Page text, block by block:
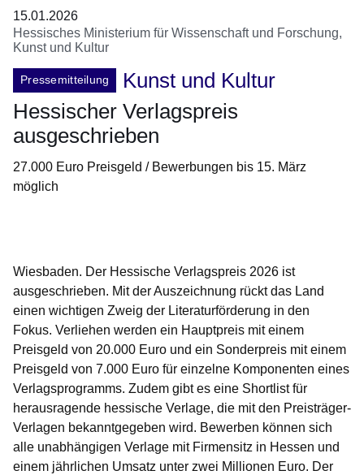
15.01.2026
Hessisches Ministerium für Wissenschaft und Forschung,
Kunst und Kultur
Pressemitteilung
Kunst und Kultur
Hessischer Verlagspreis
ausgeschrieben
27.000 Euro Preisgeld / Bewerbungen bis 15. März
möglich
Wiesbaden. Der Hessische Verlagspreis 2026 ist
ausgeschrieben. Mit der Auszeichnung rückt das Land
einen wichtigen Zweig der Literaturförderung in den
Fokus. Verliehen werden ein Hauptpreis mit einem
Preisgeld von 20.000 Euro und ein Sonderpreis mit einem
Preisgeld von 7.000 Euro für einzelne Komponenten eines
Verlagsprogramms. Zudem gibt es eine Shortlist für
herausragende hessische Verlage, die mit den Preisträger-
Verlagen bekanntgegeben wird. Bewerben können sich
alle unabhängigen Verlage mit Firmensitz in Hessen und
einem jährlichen Umsatz unter zwei Millionen Euro. Der